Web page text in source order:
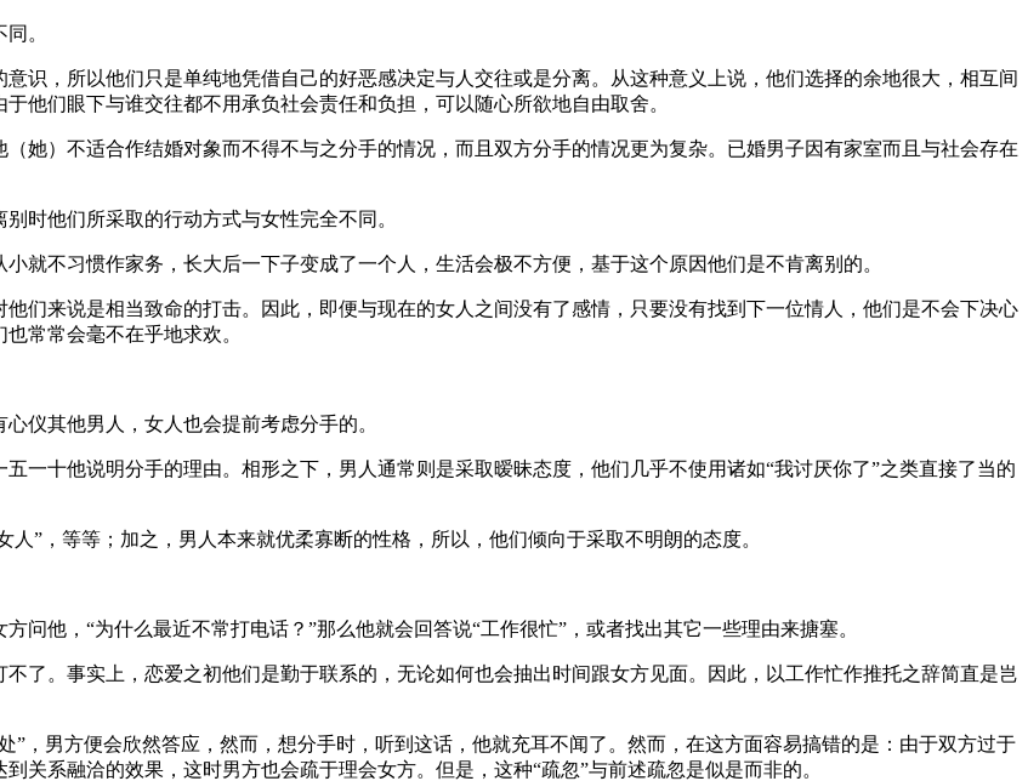
。
识，所以他们只是单纯地凭借自己的好恶感决定与人交往或是分离。从这种意义上说，他们选择的余地很大，相互间
他们眼下与谁交往都不用承负社会责任和负担，可以随心所欲地自由取舍。
她）不适合作结婚对象而不得不与之分手的情况，而且双方分手的情况更为复杂。已婚男子因有家室而且与社会存在
时他们所采取的行动方式与女性完全不同。
就不习惯作家务，长大后一下子变成了一个人，生活会极不方便，基于这个原因他们是不肯离别的。
们来说是相当致命的打击。因此，即便与现在的女人之间没有了感情，只要没有找到下一位情人，他们是不会下决心
常常会毫不在乎地求欢。
仪其他男人，女人也会提前考虑分手的。
一十他说明分手的理由。相形之下，男人通常则是采取暧昧态度，他们几乎不使用诸如“我讨厌你了”之类直接了当的
”，等等；加之，男人本来就优柔寡断的性格，所以，他们倾向于采取不明朗的态度。
问他，“为什么最近不常打电话？”那么他就会回答说“工作很忙”，或者找出其它一些理由来搪塞。
了。事实上，恋爱之初他们是勤于联系的，无论如何也会抽出时间跟女方见面。因此，以工作忙作推托之辞简直是岂
，男方便会欣然答应，然而，想分手时，听到这话，他就充耳不闻了。然而，在这方面容易搞错的是：由于双方过于
关系融洽的效果，这时男方也会疏于理会女方。但是，这种“疏忽”与前述疏忽是似是而非的。